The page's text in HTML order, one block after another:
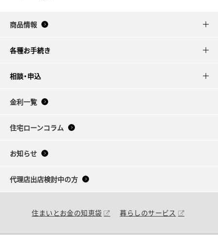
商品情報
各種お手続き
相談・申込
金利一覧
住宅ローンコラム
お知らせ
代理店出店検討中の方
住まいとお金の知恵袋 暮らしのサービス